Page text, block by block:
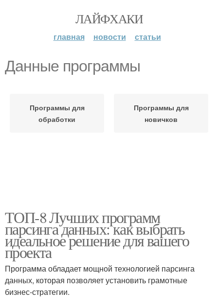
ЛАЙФХАКИ
главная новости статьи
Данные программы
Программы для
обработки
Программы для
новичков
ТОП-8 Лучших программ
парсинга данных: как выбрать
идеальное решение для вашего
проекта
Программа обладает мощной технологией парсинга
данных, которая позволяет установить грамотные
бизнес-стратегии.